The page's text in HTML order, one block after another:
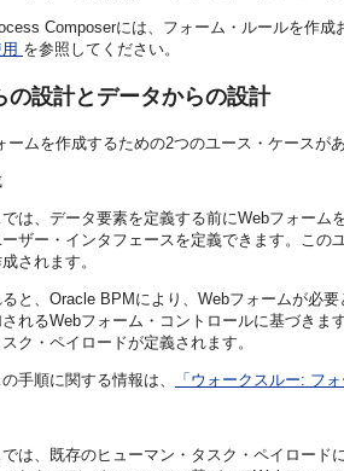
Composerには、フォーム・ルールを作
を参照してください。
の設計とデータからの設計
ームを作成するための2つのユース・ケースが
は、データ要素を定義する前にWebフォー
ザー・インタフェースを定義できます。こ
されます。
と、Oracle BPMにより、Webフォームが必
れるWebフォーム・コントロールに基づき
ク・ペイロードが定義されます。
手順に関する情報は、 「ウォークスルー: フ
は、既存のヒューマン・タスク・ペイロー